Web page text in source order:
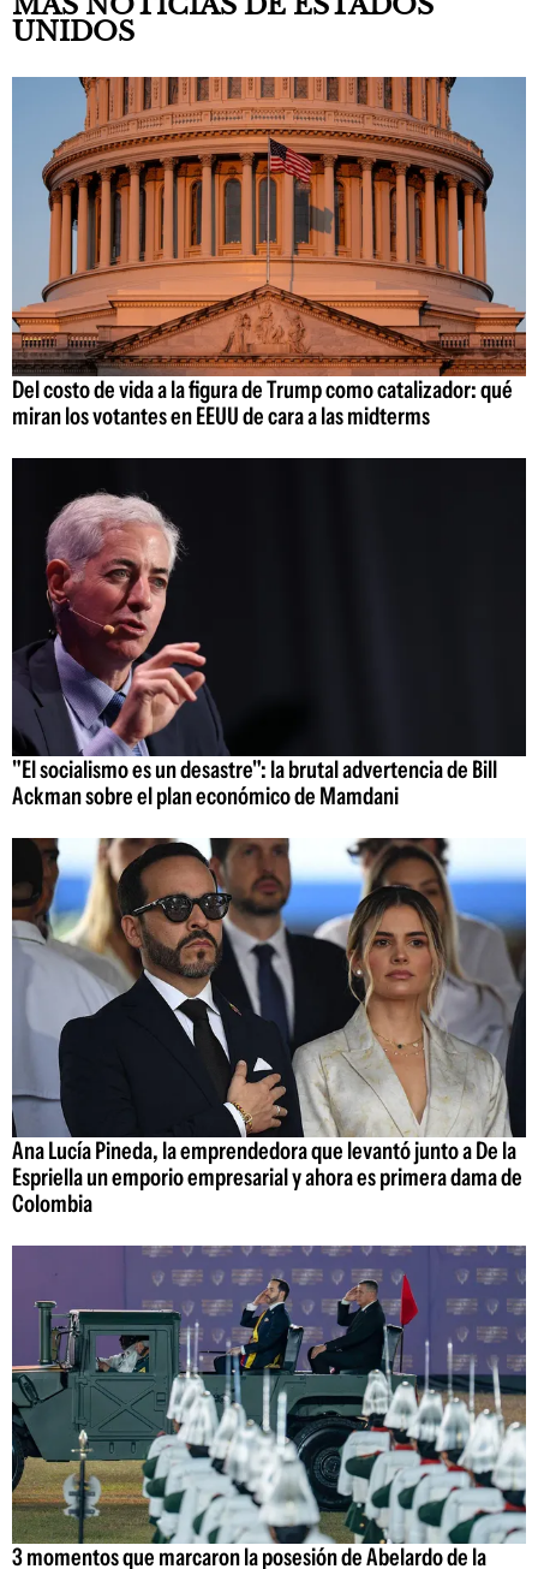
UNIDOS
Del costo de vida a la figura de Trump como catalizador: qué
miran los votantes en EEUU de cara a las midterms
"El socialismo es un desastre": la brutal advertencia de Bill
Ackman sobre el plan económico de Mamdani
Ana Lucía Pineda, la emprendedora que levantó junto a De la
Espriella un emporio empresarial y ahora es primera dama de
Colombia
3 momentos que marcaron la posesión de Abelardo de la